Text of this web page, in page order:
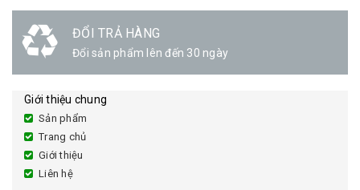
ĐỔI TRẢ HÀNG
Đổi sản phẩm lên đến 30 ngày
Giới thiệu chung
Sản phẩm
Trang chủ
Giới thiệu
Liên hệ